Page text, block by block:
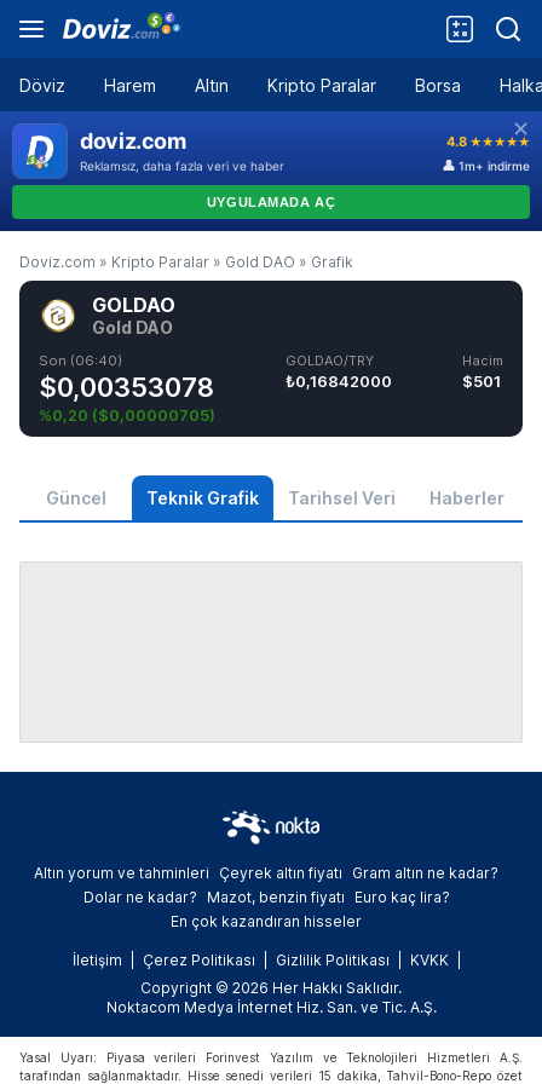
Döviz Harem Altın Kripto Paralar Borsa
Doviz.com » Kripto Paralar » Gold DAO » Grafik
GOLDAO
Gold DAO
Son (06:40)
$0,00353078
%0,20 ($0,00000705)
GOLDAO/TRY
₺0,16842000
Hacim
$501
Güncel Teknik Grafik Tarihsel Veri Haberler
Altın yorum ve tahminleri Çeyrek altın fiyatı
Gram altın ne kadar?
Dolar ne kadar?
Mazot, benzin fiyatı
Euro kaç lira?
En çok kazandıran hisseler
İletişim Çerez Politikası Gizlilik Politikası
KVKK
Copyright © 2026 Her Hakkı Saklıdır.
Noktacom Medya İnternet Hiz. San. ve Tic. A.Ş.
Yasal Uyarı: Piyasa verileri Forinvest Yazılım ve Teknolojileri Hizmetleri A.Ş.
tarafından sağlanmaktadır. Hisse senedi verileri 15 dakika, Tahvil-Bono-Repo özet